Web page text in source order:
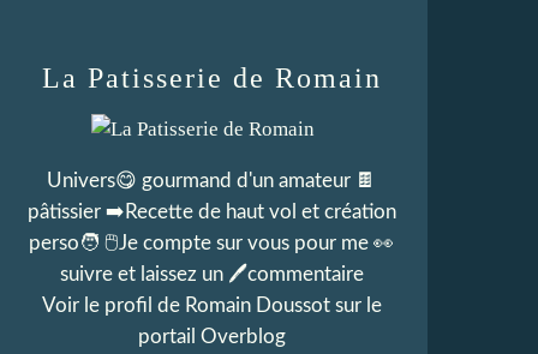
La Patisserie de Romain
Univers😋 gourmand d'un amateur 🍫
pâtissier ➡️Recette de haut vol et création
perso🧑 🖱Je compte sur vous pour me 👀
suivre et laissez un 🖊commentaire
Voir le profil de Romain Doussotsur le
portail Overblog